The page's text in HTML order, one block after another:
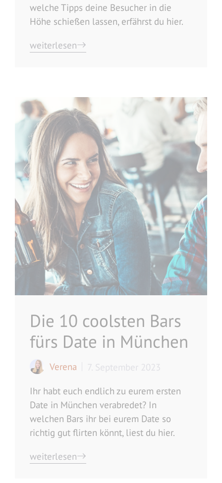
welche Tipps deine Besucher in die
Höhe schießen lassen, erfährst du hier.
weiterlesen
Die 10 coolsten Bars
fürs Date in München
Verena
7. September 2023
Ihr habt euch endlich zu eurem ersten
Date in München verabredet? In
welchen Bars ihr bei eurem Date so
richtig gut flirten könnt, liest du hier.
weiterlesen